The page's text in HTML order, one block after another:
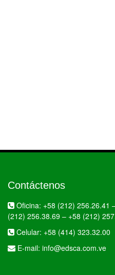
Contáctenos
Oficina: +58 (212) 256.26.41
(212) 256.38.69 – +58 (212)
Celular: +58 (414) 323.32.00
E-mail: info@edsca.com.ve